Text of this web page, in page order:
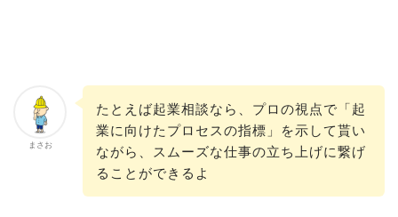
まさお
たとえば起業相談なら、プロの視点で「起
業に向けたプロセスの指標」を示して貰い
ながら、スムーズな仕事の立ち上げに繋げ
ることができるよ